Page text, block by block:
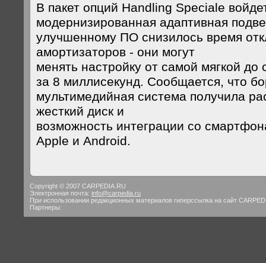
В пакет опций Handling Speciale
модернизированная адаптивная
улучшенному ПО снизилось время
амортизаторов - они могут
менять настройку от самой мягкой до
за 8 миллисекунд. Сообщается, что
мультимедийная система получила
жесткий диск и
возможность интеграции со
Apple и Android.
Copyright © 2007 CARPEDIA.RU
Электронная почта: info@carpedia.ru
При использовании редакционных материалов гиперссылка на сайт
Партнеры: